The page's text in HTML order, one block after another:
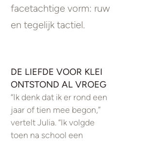
facetachtige vorm: ruw
en tegelijk tactiel.
DE LIEFDE VOOR KLEI
ONTSTOND AL VROEG
“Ik denk dat ik er rond een
jaar of tien mee begon,”
vertelt Julia. “Ik volgde
toen na school een